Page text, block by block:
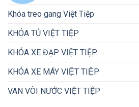
Khóa treo gang Việt Tiệp
KHÓA TỦ VIỆT TIỆP
KHÓA XE ĐẠP VIỆT TIỆP
KHÓA XE MÁY VIỆT TIỆP
VAN VÒI NƯỚC VIỆT TIỆP